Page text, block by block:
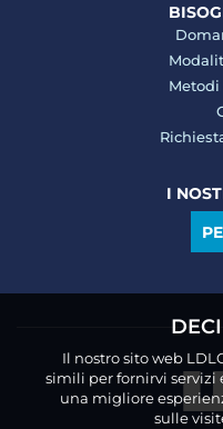
I
Il nostro sito web
simili per fornirvi servizi
una migliore
sulle